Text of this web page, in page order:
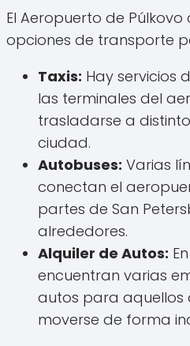
El Aeropuerto de
opciones de transporte
Taxis: Hay servicios
las terminales del
trasladarse a
ciudad.
Autobuses: Varias
conectan el
partes de San
alrededores.
Alquiler de Autos:
encuentran varias
autos para aquellos
moverse de forma